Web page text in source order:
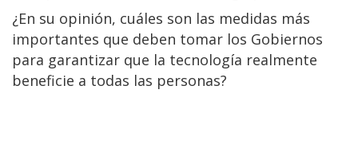
¿En su opinión, cuáles son las medidas más
importantes que deben tomar los Gobiernos
para garantizar que la tecnología realmente
beneficie a todas las personas?